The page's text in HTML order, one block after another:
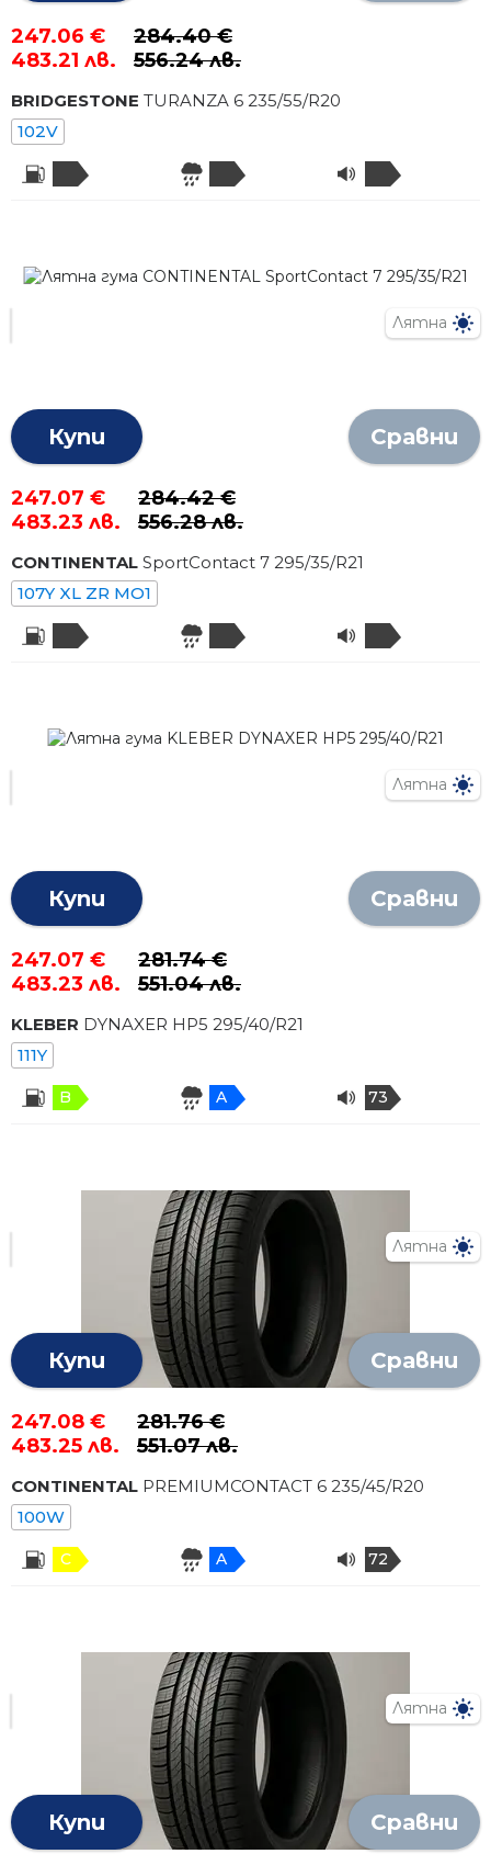
247.06 €
483.21 лв.
284.40 €
556.24 лв.
BRIDGESTONE TURANZA 6 235/55/R20
102V
Лятна
Купи Сравни
247.07 €
483.23 лв.
284.42 €
556.28 лв.
CONTINENTAL SportContact 7 295/35/R21
107Y XL ZR MO1
Лятна
Купи Сравни
247.07 €
483.23 лв.
281.74 €
551.04 лв.
KLEBER DYNAXER HP5 295/40/R21
111Y
B A 73
Лятна
Купи Сравни
247.08 €
483.25 лв.
281.76 €
551.07 лв.
CONTINENTAL PREMIUMCONTACT 6 235/45/R20
100W
C A 72
Лятна
Купи Сравни